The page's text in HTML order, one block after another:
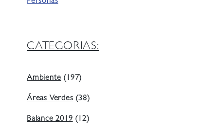
Personas
CATEGORIAS:
Ambiente(197)
Áreas Verdes(38)
Balance 2019(12)